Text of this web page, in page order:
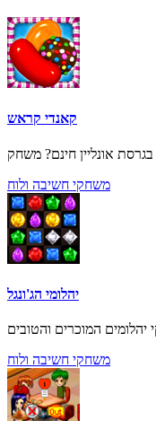
קאנדי קראש
משחקי חשיבה ולוח
יהלומי הג'ונגל
משחקי חשיבה ולוח